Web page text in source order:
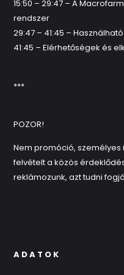
15:50 – 29:47 – A
rendszer
29:47 – 41:45 –
41:45 – Elérhetőségek és
***
POZOR!
Nem promóció,
felvételt a közös
reklámozunk, azt tudni
ADATOK